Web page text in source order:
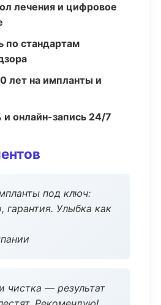
лечения и цифровое
по стандартам
лет на импланты и
и онлайн-запись 24/7
под ключ:
гарантия. Улыбка как
чистка — результат